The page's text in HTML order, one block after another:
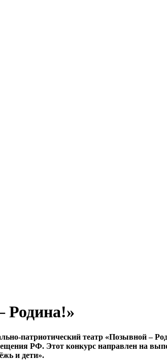
Родина!»
патриотический театр «Позывной –
РФ. Этот конкурс направлен на
и дети».